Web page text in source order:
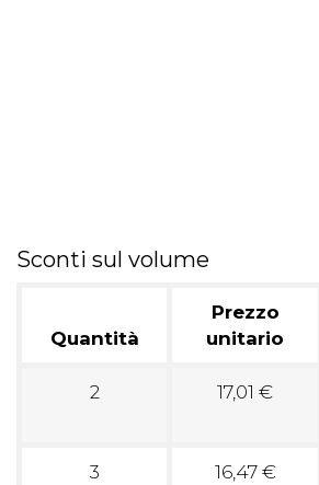
Sconti sul volume
Quantità
Prezzo
unitario
2 17,01 €
3 16,47 €